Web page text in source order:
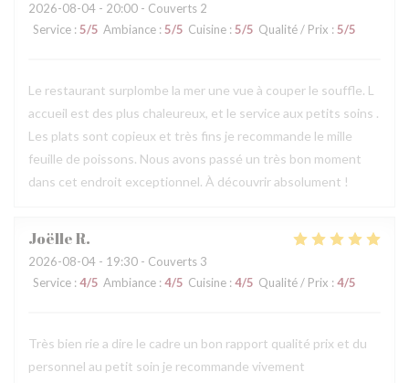
2026-08-04 - 20:00 - Couverts 2
Service : 5/5 Ambiance : 5/5 Cuisine : 5/5 Qualité / Prix : 5/5
Le restaurant surplombe la mer une vue à couper le souffle. L
accueil est des plus chaleureux, et le service aux petits soins .
Les plats sont copieux et très fins je recommande le mille
feuille de poissons. Nous avons passé un très bon moment
dans cet endroit exceptionnel. À découvrir absolument !
JoëlleR
2026-08-04 - 19:30 - Couverts 3
Service : 4/5 Ambiance : 4/5 Cuisine : 4/5 Qualité / Prix : 4/5
Très bien rie a dire le cadre un bon rapport qualité prix et du
personnel au petit soin je recommande vivement